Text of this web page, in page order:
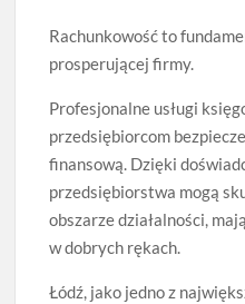
Rachunkowość to
prosperującej firmy.
Profesjonalne usługi
przedsiębiorcom
finansową. Dzięki
przedsiębiorstwa mogą
obszarze działalności,
w dobrych rękach.
Łódź, jako jedno z